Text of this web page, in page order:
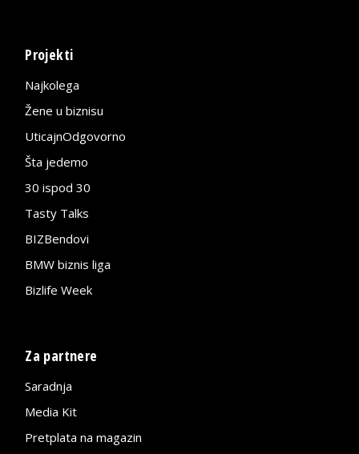
Projekti
Najkolega
Žene u biznisu
UticajnOdgovorno
Šta jedemo
30 ispod 30
Tasty Talks
BIZBendovi
BMW biznis liga
Bizlife Week
Za partnere
Saradnja
Media Kit
Pretplata na magazin